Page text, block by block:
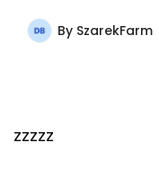
By SzarekFarm
zzzzz